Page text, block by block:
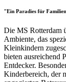
"Ein Paradies für
Die MS Rotterdam
Ambiente, das
Kleinkindern
bieten ausreichend
Entdecker.
Kinderbereich, der